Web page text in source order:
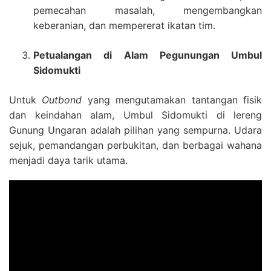
pemecahan masalah, mengembangkan
keberanian, dan mempererat ikatan tim.
Petualangan di Alam Pegunungan Umbul
Sidomukti
Untuk Outbond yang mengutamakan tantangan fisik
dan keindahan alam, Umbul Sidomukti di lereng
Gunung Ungaran adalah pilihan yang sempurna. Udara
sejuk, pemandangan perbukitan, dan berbagai wahana
menjadi daya tarik utama.